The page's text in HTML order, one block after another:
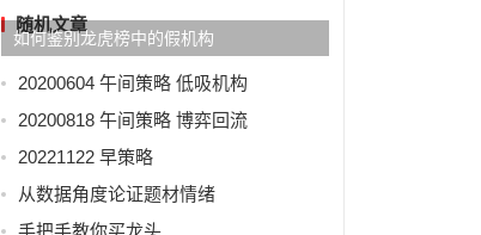
类随机文章
如何鉴别龙虎榜中的假机构
20200604 午间策略 低吸机构
20200818 午间策略 博弈回流
20221122 早策略
从数据角度论证题材情绪
手把手教你买龙头